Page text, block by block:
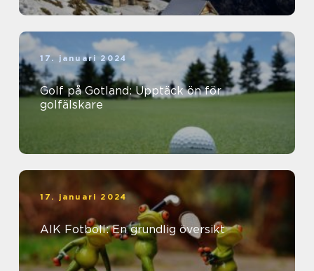
17. januari 2024
Golf på Gotland: Upptäck ön för
golfälskare
17. januari 2024
AIK Fotboll: En grundlig översikt